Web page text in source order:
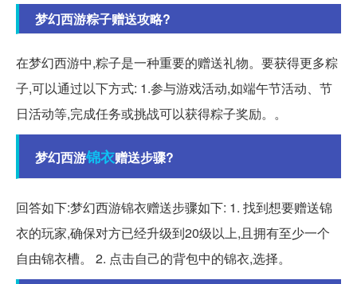
梦幻西游粽子赠送攻略?
在梦幻西游中,粽子是一种重要的赠送礼物。要获得更多粽
子,可以通过以下方式: 1.参与游戏活动,如端午节活动、节
日活动等,完成任务或挑战可以获得粽子奖励。。
梦幻西游锦衣赠送步骤?
回答如下:梦幻西游锦衣赠送步骤如下: 1. 找到想要赠送锦
衣的玩家,确保对方已经升级到20级以上,且拥有至少一个
自由锦衣槽。 2. 点击自己的背包中的锦衣,选择。